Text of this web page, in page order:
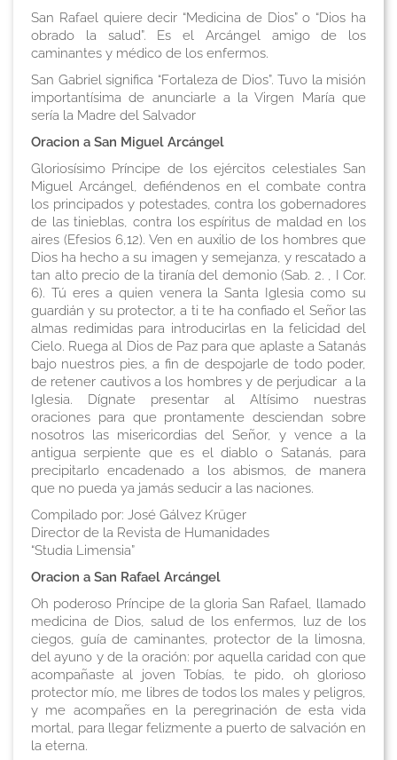
San Rafael quiere decir “Medicina de Dios” o “Dios ha
obrado la salud”. Es el Arcángel amigo de los
caminantes y médico de los enfermos.
San Gabriel significa “Fortaleza de Dios”. Tuvo la misión
importantísima de anunciarle a la Virgen María que
sería la Madre del Salvador
Oracion a San Miguel Arcángel
Gloriosísimo Príncipe de los ejércitos celestiales San
Miguel Arcángel, defiéndenos en el combate contra
los principados y potestades, contra los gobernadores
de las tinieblas, contra los espíritus de maldad en los
aires (Efesios 6,12). Ven en auxilio de los hombres que
Dios ha hecho a su imagen y semejanza, y rescatado a
tan alto precio de la tiranía del demonio (Sab. 2. , I Cor.
6). Tú eres a quien venera la Santa Iglesia como su
guardián y su protector, a ti te ha confiado el Señor las
almas redimidas para introducirlas en la felicidad del
Cielo. Ruega al Dios de Paz para que aplaste a Satanás
bajo nuestros pies, a fin de despojarle de todo poder,
de retener cautivos a los hombres y de perjudicar a la
Iglesia. Dígnate presentar al Altísimo nuestras
oraciones para que prontamente desciendan sobre
nosotros las misericordias del Señor, y vence a la
antigua serpiente que es el diablo o Satanás, para
precipitarlo encadenado a los abismos, de manera
que no pueda ya jamás seducir a las naciones.
Compilado por: José Gálvez Krüger
Director de la Revista de Humanidades
“Studia Limensia”
Oracion a San Rafael Arcángel
Oh poderoso Príncipe de la gloria San Rafael, llamado
medicina de Dios, salud de los enfermos, luz de los
ciegos, guía de caminantes, protector de la limosna,
del ayuno y de la oración: por aquella caridad con que
acompañaste al joven Tobías, te pido, oh glorioso
protector mío, me libres de todos los males y peligros,
y me acompañes en la peregrinación de esta vida
mortal, para llegar felizmente a puerto de salvación en
la eterna.